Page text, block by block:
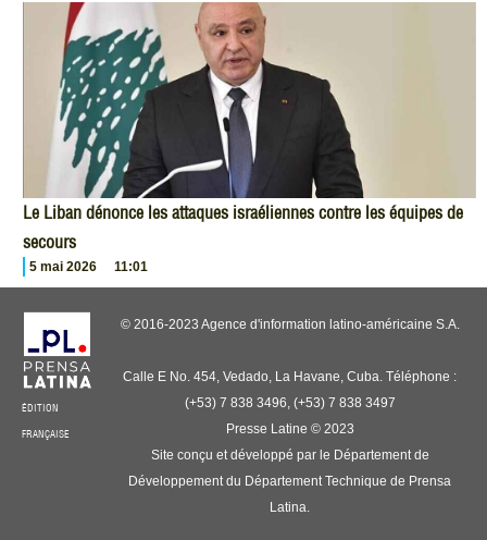
Le Liban dénonce les attaques israéliennes contre les équipes de
secours
5 mai 2026 11:01
ÉDITION
FRANÇAISE
© 2016-2023 Agence d'information latino-américaine S.A.
Calle E No. 454, Vedado, La Havane, Cuba. Téléphone :
(+53) 7 838 3496, (+53) 7 838 3497
Presse Latine © 2023
Site conçu et développé par le Département de
Développement du Département Technique de Prensa
Latina.